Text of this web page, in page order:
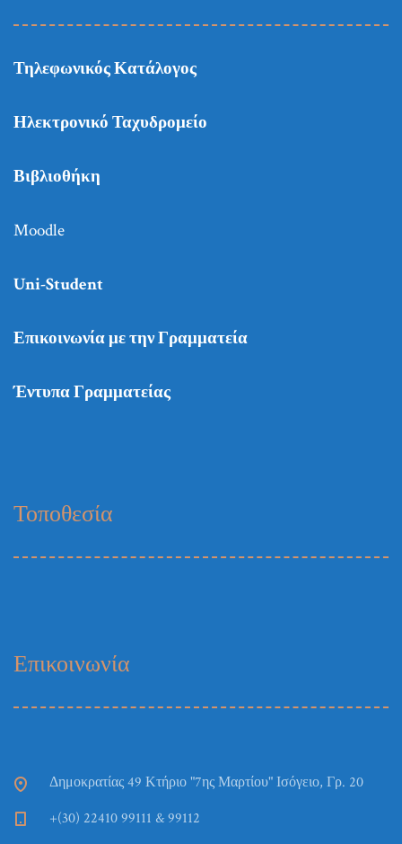
Τηλεφωνικός Κατάλογος
Ηλεκτρονικό Ταχυδρομείο
Βιβλιοθήκη
Moodle
Uni-Student
Επικοινωνία με την Γραμματεία
Έντυπα Γραμματείας
Τοποθεσία
Επικοινωνία
Δημοκρατίας 49 Κτήριο "7ης Μαρτίου" Ισόγειο, Γρ. 20
+(30) 22410 99111 & 99112